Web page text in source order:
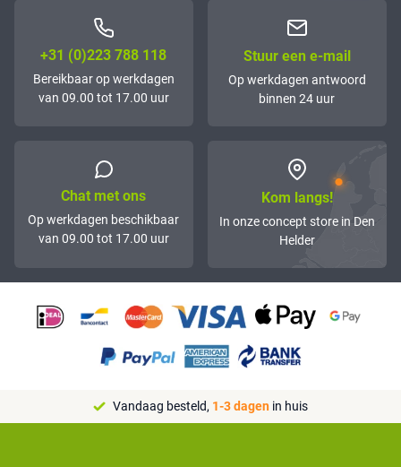
+31 (0)223 788 118
Bereikbaar op werkdagen
van 09.00 tot 17.00 uur
Stuur een e-mail
Op werkdagen antwoord
binnen 24 uur
Chat met ons
Op werkdagen beschikbaar
van 09.00 tot 17.00 uur
Kom langs!
In onze concept store in Den
Helder
Vandaag besteld, 1-3 dagen in huis